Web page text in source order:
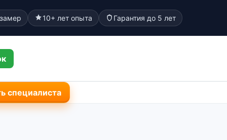
10+ лет опыта Гарантия до 5 лет
специалиста